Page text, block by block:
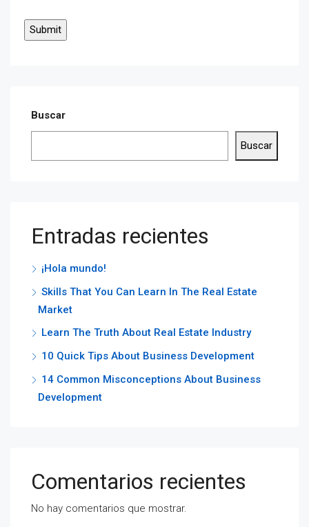
Buscar
Buscar
Entradas recientes
¡Hola mundo!
Skills That You Can Learn In The Real Estate
Market
Learn The Truth About Real Estate Industry
10 Quick Tips About Business Development
14 Common Misconceptions About Business
Development
Comentarios recientes
No hay comentarios que mostrar.